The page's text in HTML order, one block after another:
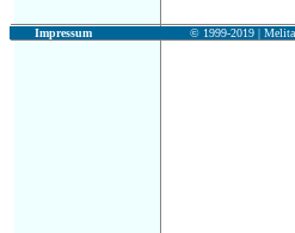
Impressum © 1999-2019 |